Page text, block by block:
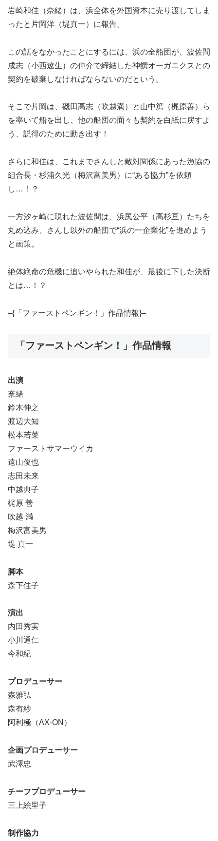
岩崎和佳（奈緒）は、浜全体を外国資本に売り渡してしま
ったと片岡洋（堤真一）に報告。
この話をなかったことにするには、浜の全船団が、波佐間
成志（小西遼生）の仲介で締結した神饌オーガニクスとの
契約を破棄しなければならないのだという。
そこで片岡は、磯田高志（吹越満）と山中篤（梶原善）ら
を率いて船を出し、他の船団の面々も契約を白紙に戻すよ
う、説得のために動き出す！
さらに和佳は、これまでさんしと敵対関係にあった漁協の
組合長・杉浦久光（梅沢富美男）に“ある協力”を依頼
し…！？
一方汐ヶ崎に現れた波佐間は、浜尻公平（高杉亘）たちを
丸め込み、さんし以外の船団で“浜の一企業化”を進めよう
と画策。
絶体絶命の危機に追いやられた和佳が、最後に下した決断
とは…！？
–{「ファーストペンギン！」作品情報}–
「ファーストペンギン！」作品情報
出演
奈緒
鈴木伸之
渡辺大知
松本若菜
ファーストサマーウイカ
遠山俊也
志田未来
中越典子
梶原 善
吹越 満
梅沢富美男
堤 真一
脚本
森下佳子
演出
内田秀実
小川通仁
今和紀
プロデューサー
森雅弘
森有紗
阿利極（AX-ON）
企画プロデューサー
武澤忠
チーフプロデューサー
三上絵里子
制作協力